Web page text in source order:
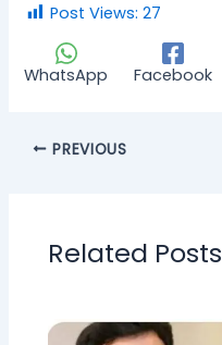
Post Views: 27
WhatsApp Facebook
PREVIOUS
Related Posts